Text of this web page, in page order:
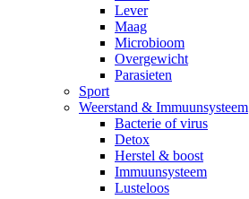
Lever
Maag
Microbioom
Overgewicht
Parasieten
Sport
Weerstand & Immuunsysteem
Bacterie of virus
Detox
Herstel & boost
Immuunsysteem
Lusteloos